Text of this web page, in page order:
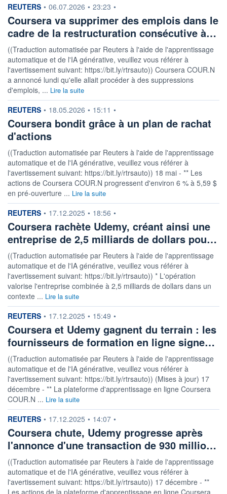
05.08.26 / 22:00:00
ÉLIGIBILITÉ
Non éligible
+ PORTEFEUILLE + LISTE
information fournie par
REUTERS • 06.07.2026 • 23:23 •
Coursera va supprimer des emplois dans le
cadre de la restructuration consécutive à…
((Traduction automatisée par Reuters à l'aide de l'apprentissage
automatique et de l'IA générative, veuillez vous référer à
l'avertissement suivant: https://bit.ly/rtrsauto)) Coursera COUR.N
a annoncé lundi qu'elle allait procéder à des suppressions
d'emplois, ... Lire la suite
information fournie par
REUTERS • 18.05.2026 • 15:11 •
Coursera bondit grâce à un plan de rachat
d'actions
((Traduction automatisée par Reuters à l'aide de l'apprentissage
automatique et de l'IA générative, veuillez vous référer à
l'avertissement suivant: https://bit.ly/rtrsauto)) 18 mai - ** Les
actions de Coursera COUR.N progressent d'environ 6 % à 5,59 $
en pré-ouverture ... Lire la suite
information fournie par
REUTERS • 17.12.2025 • 18:56 •
Coursera rachète Udemy, créant ainsi une
entreprise de 2,5 milliards de dollars pou…
((Traduction automatisée par Reuters à l'aide de l'apprentissage
automatique et de l'IA générative, veuillez vous référer à
l'avertissement suivant: https://bit.ly/rtrsauto)) * L'opération
valorise l'entreprise combinée à 2,5 milliards de dollars dans un
contexte ... Lire la suite
information fournie par
REUTERS • 17.12.2025 • 15:49 •
Coursera et Udemy gagnent du terrain : les
fournisseurs de formation en ligne signe…
((Traduction automatisée par Reuters à l'aide de l'apprentissage
automatique et de l'IA générative, veuillez vous référer à
l'avertissement suivant: https://bit.ly/rtrsauto)) (Mises à jour) 17
décembre - ** La plateforme d'apprentissage en ligne Coursera
COUR.N ... Lire la suite
information fournie par
REUTERS • 17.12.2025 • 14:07 •
Coursera chute, Udemy progresse après
l'annonce d'une transaction de 930 millio…
((Traduction automatisée par Reuters à l'aide de l'apprentissage
automatique et de l'IA générative, veuillez vous référer à
l'avertissement suivant: https://bit.ly/rtrsauto)) 17 décembre - **
Les actions de la plateforme d'apprentissage en ligne Coursera